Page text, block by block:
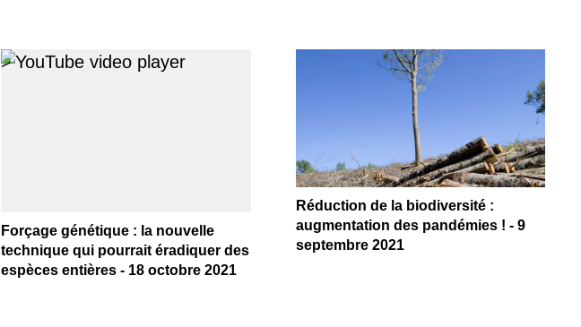
>
Forçage génétique : la nouvelle
technique qui pourrait éradiquer des
espèces entières - 18 octobre 2021
Réduction de la biodiversité :
augmentation des pandémies ! - 9
septembre 2021